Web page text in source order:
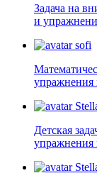
Задача на
и
sofi
упражнения
Детская
упражнения